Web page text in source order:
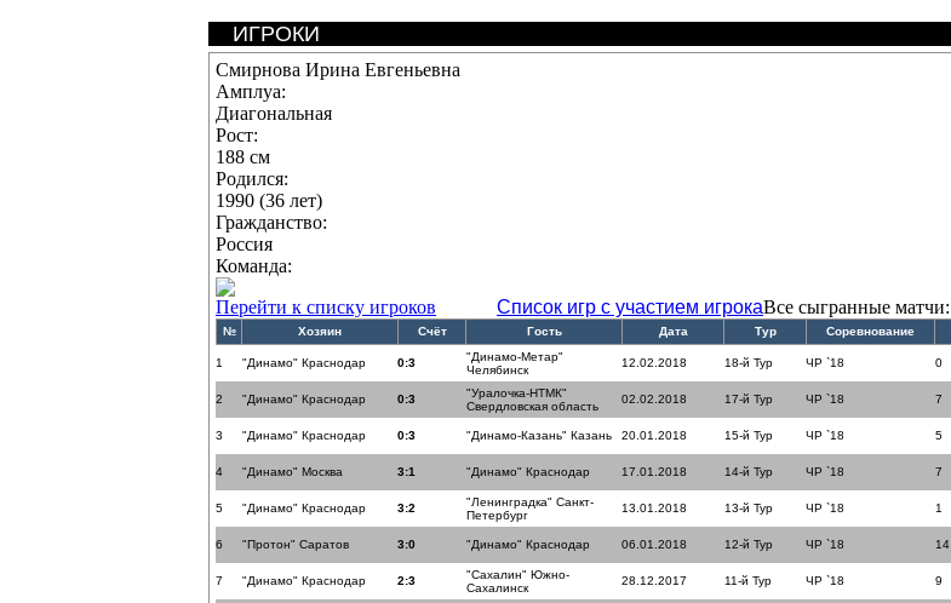
ИГРОКИ
Смирнова Ирина Евгеньевна
Амплуа:
Диагональная
Рост:
188 см
Родился:
1990 (36 лет)
Гражданство:
Россия
Команда:
Перейти к списку игроков
Список игр с участием игрокаВсе сыгранные матчи:
№ Хозяин Счёт Гость Дата Тур Соревнование
1 "Динамо" Краснодар 0:3
"Динамо-Метар"
Челябинск
12.02.2018 18-й Тур ЧР `18 0
2 "Динамо" Краснодар 0:3
"Уралочка-НТМК"
Свердловская область
02.02.2018 17-й Тур ЧР `18 7
3 "Динамо" Краснодар 0:3 "Динамо-Казань" Казань 20.01.2018 15-й Тур ЧР `18 5
4 "Динамо" Москва 3:1 "Динамо" Краснодар 17.01.2018 14-й Тур ЧР `18 7
5 "Динамо" Краснодар 3:2
"Ленинградка" Санкт-
Петербург
13.01.2018 13-й Тур ЧР `18 1
6 "Протон" Саратов 3:0 "Динамо" Краснодар 06.01.2018 12-й Тур ЧР `18 14
7 "Динамо" Краснодар 2:3
"Сахалин" Южно-
Сахалинск
28.12.2017 11-й Тур ЧР `18 9